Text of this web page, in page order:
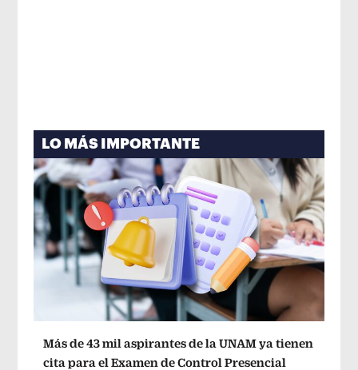
LO MÁS IMPORTANTE
Más de 43 mil aspirantes de la UNAM ya tienen
cita para el Examen de Control Presencial